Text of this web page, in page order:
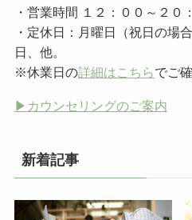
・営業時間 １２：００～２０
・定休日：月曜日（祝日の場
日、他。
※休業日の詳細はこちらでご
▶︎カウンセリングのご案内
新着記事